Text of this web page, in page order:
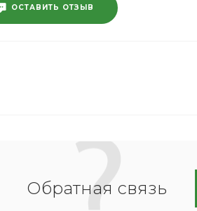
ОСТАВИТЬ ОТЗЫВ
Обратная связь